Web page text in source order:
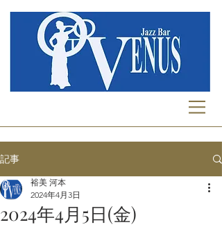
記事
2024年4月5日(金)
裕美 河本
2024年4月3日